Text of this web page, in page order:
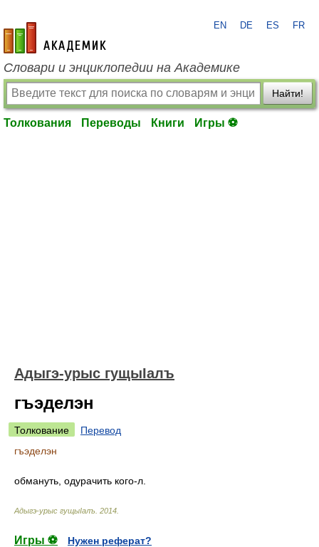
academic.ru
EN DE ES FR
Словари и энциклопедии на Академике
Найти!
Толкования Переводы Книги Игры ⚽
Адыгэ-урыс гущыIалъ
гъэделэн
Толкование
Перевод
гъэделэн
обмануть, одурачить кого-л.
Адыгэ-урыс гущыIалъ 2014
Игры ⚽
Нужен реферат?